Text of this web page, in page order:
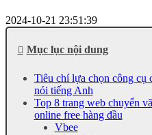
2024-10-21 23:51:39
Mục lục nội dung
Tiêu chí lựa chọn công cụ
nói tiếng Anh
Top 8 trang web chuyển
online free hàng đầu
Vbee